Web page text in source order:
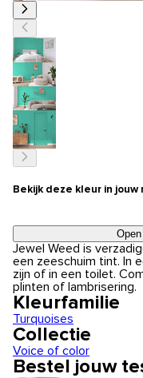
Bekijk deze kleur in jouw
Jewel Weed is
een zeeschuim tint. In
zijn of in een toilet.
plinten of lambrisering.
Kleurfamilie
Turquoises
Collectie
Voice of color
Bestel jouw